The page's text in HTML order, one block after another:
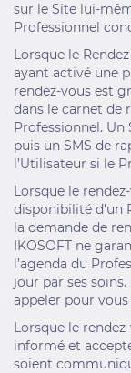
sur le Site lui-
Professionnel
Lorsque le
ayant activé une
rendez-vous est
dans le carnet de
Professionnel.
puis un SMS de
l’Utilisateur si le
Lorsque le
disponibilité d’un
la demande de
IKOSOFT ne
l’agenda du
jour par ses
appeler pour
Lorsque le
informé et
soient